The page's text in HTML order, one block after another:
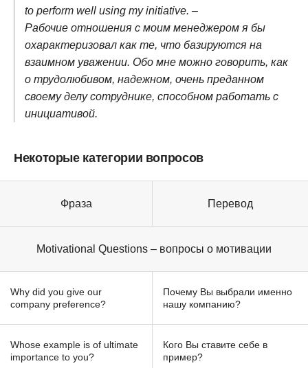
to perform well using my initiative. –
Рабочие отношения с моим менеджером я бы
охарактеризовал как те, что базируются на
взаимном уважении. Обо мне можно говорить, как
о трудолюбивом, надежном, очень преданном
своему делу сотруднике, способном работать с
инициативой.
Некоторые категории вопросов
Фраза Перевод
Motivational Questions – вопросы о мотивации
Why did you give our
company preference?
Почему Вы выбрали именно
нашу компанию?
Whose example is of ultimate
importance to you?
Кого Вы ставите себе в
пример?